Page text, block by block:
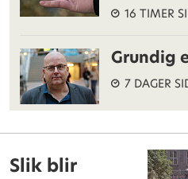
16 TIMER
Grundig
7 DAGER
Slik blir